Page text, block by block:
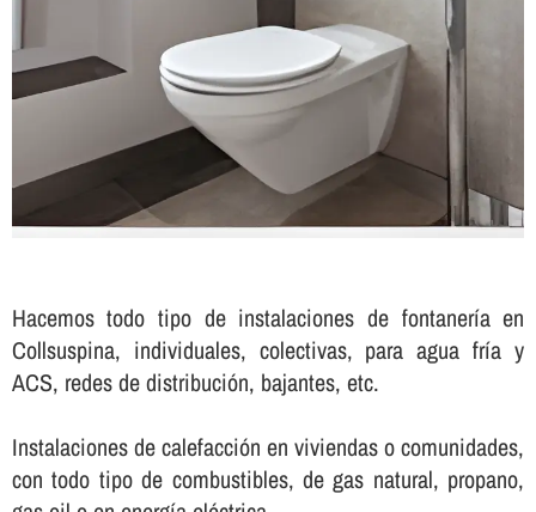
Hacemos todo tipo de instalaciones de fontanerí­a en
Collsuspina, individuales, colectivas, para agua frí­a y
ACS, redes de distribución, bajantes, etc.
Instalaciones de calefacción en viviendas o comunidades,
con todo tipo de combustibles, de gas natural, propano,